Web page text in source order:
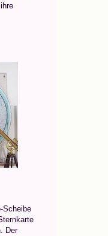
Scheibe
Der